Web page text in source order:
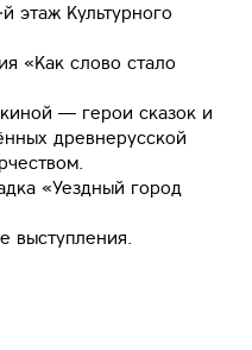
этаж Культурного
«Как слово стало
— герои сказок и
древнерусской
«Уездный город
выступления.